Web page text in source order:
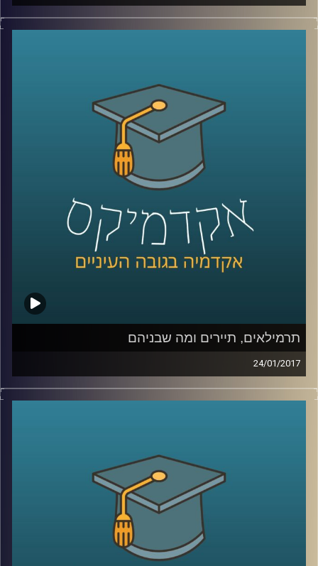
שתי תיאוריות עיקריות התנגשו זו בזו ותיארו, כל
הציוויליזציות", יש יכנו אותן התיאוריה
האופטימית וזו הפסימית, מגיעות לעבר הכרעה.
דוקטור עופר ישראלי נכנס לקרביים של יחסי
ערב-מערב, מימי ממשל בוש הבן עד אובמה,
כולל השאלות המסעירות בעקבות בחירת העם
האמריקאי בנשיא טראמפ.
קרדיט תמונות:AudioVersity
תרמילאים, תיירים ומה שבניהם
24/01/2017
תופעת התרמילאות משתנה עם השנים. כנראה
אנושות. התרמילאות המשיכה כאידיאולוגיה
ואורח חיים, ומאז מאפייניה הטשטשו, ועם
השנים היא מתקרבת באופיה לתיירות
המדושנת, אותה תיירות שהתרמילאות סלדה
ממנה והתריסה כנגדה. דוקטור גלעד גילי חסקין
נוחת באולפן ההרצלייני, בדרכו ממדינה אקזוטית